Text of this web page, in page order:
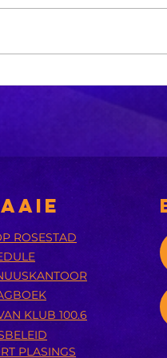
ROSESTAD
KLUB 100.6
PLASINGS